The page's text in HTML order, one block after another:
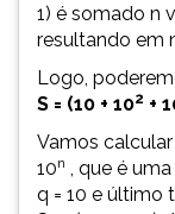
1) é somado n
resultando em
Logo,
S = (10 + 102 +
Vamos
10n , que é
q = 10 e último